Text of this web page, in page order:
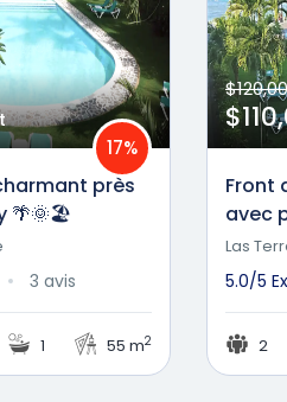
près
🌴🌞🏖️
17%
3 avis
1 55 m2
$120,00
Front
avec
Las
5.0/5
2